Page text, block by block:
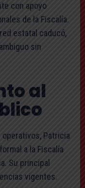
con apoyo
de la Fiscalía.
estatal caducó,
sin
al
Patricia
a la Fiscalía
Su principal
vigentes.